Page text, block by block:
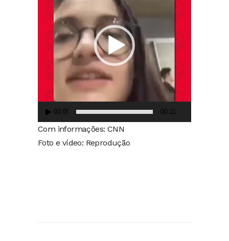
00:00 00:22
Com informações: CNN
Foto e vídeo: Reprodução